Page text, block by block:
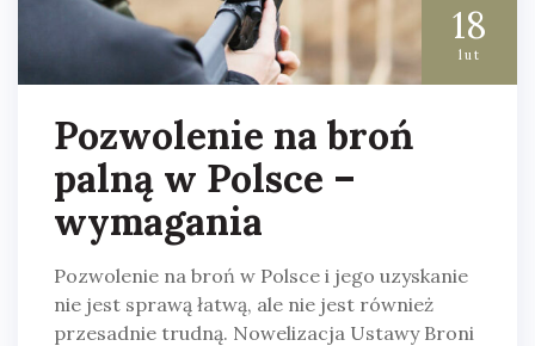
18
lut
Pozwolenie na broń
palną w Polsce –
wymagania
Pozwolenie na broń w Polsce i jego uzyskanie
nie jest sprawą łatwą, ale nie jest również
przesadnie trudną. Nowelizacja Ustawy Broni